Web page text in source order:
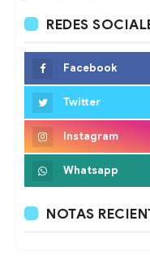
REDES
Facebook
Twitter
Instagram
Whatsapp
NOTAS